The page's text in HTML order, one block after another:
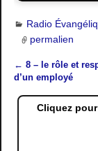
Radio
permalien
Navigation
← 8 – le rôle et
d’un employé
Cliquez